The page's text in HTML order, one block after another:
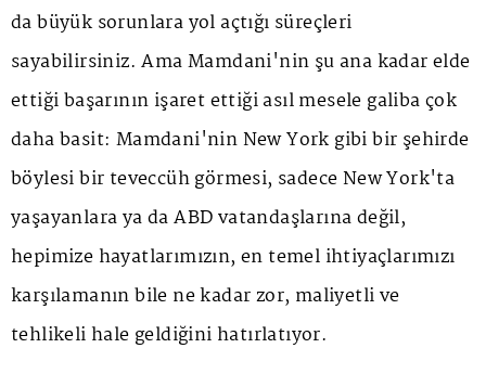
da büyük sorunlara yol açtığı süreçleri
sayabilirsiniz. Ama Mamdani'nin şu ana kadar elde
ettiği başarının işaret ettiği asıl mesele galiba çok
daha basit: Mamdani'nin New York gibi bir şehirde
böylesi bir teveccüh görmesi, sadece New York'ta
yaşayanlara ya da ABD vatandaşlarına değil,
hepimize hayatlarımızın, en temel ihtiyaçlarımızı
karşılamanın bile ne kadar zor, maliyetli ve
tehlikeli hale geldiğini hatırlatıyor.